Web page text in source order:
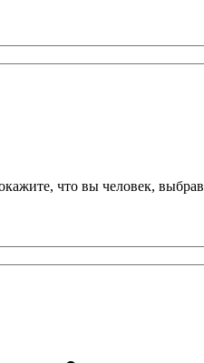
что вы человек, выбрав